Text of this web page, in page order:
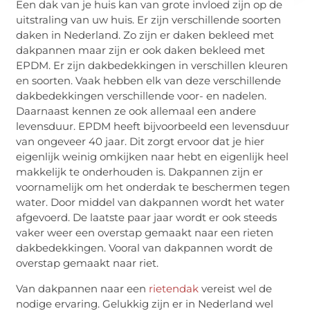
Een dak van je huis kan van grote invloed zijn op de
uitstraling van uw huis. Er zijn verschillende soorten
daken in Nederland. Zo zijn er daken bekleed met
dakpannen maar zijn er ook daken bekleed met
EPDM. Er zijn dakbedekkingen in verschillen kleuren
en soorten. Vaak hebben elk van deze verschillende
dakbedekkingen verschillende voor- en nadelen.
Daarnaast kennen ze ook allemaal een andere
levensduur. EPDM heeft bijvoorbeeld een levensduur
van ongeveer 40 jaar. Dit zorgt ervoor dat je hier
eigenlijk weinig omkijken naar hebt en eigenlijk heel
makkelijk te onderhouden is. Dakpannen zijn er
voornamelijk om het onderdak te beschermen tegen
water. Door middel van dakpannen wordt het water
afgevoerd. De laatste paar jaar wordt er ook steeds
vaker weer een overstap gemaakt naar een rieten
dakbedekkingen. Vooral van dakpannen wordt de
overstap gemaakt naar riet.
Van dakpannen naar een rietendak vereist wel de
nodige ervaring. Gelukkig zijn er in Nederland wel